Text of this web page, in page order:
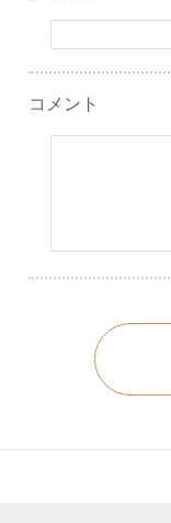
コメント